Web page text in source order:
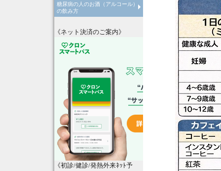
枝豆って糖尿病予防に役立つ？
糖尿病の人のお酒（アルコール）
の飲み方
糖尿病の人はお酒の飲みすぎ
《ネット決済のご案内》
《初診/健診/発熱外来ﾈｯﾄ予